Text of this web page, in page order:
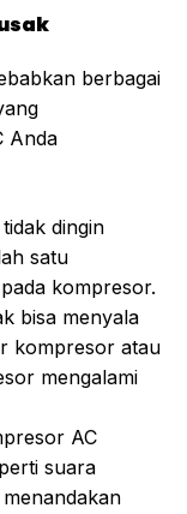
berbagai
Anda
dingin
satu
kompresor.
bisa menyala
kompresor atau
mengalami
AC
suara